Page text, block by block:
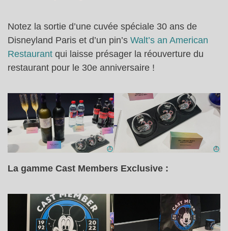
Notez la sortie d’une cuvée spéciale 30 ans de
Disneyland Paris et d’un pin’s Walt’s an American
Restaurant qui laisse présager la réouverture du
restaurant pour le 30e anniversaire !
La gamme Cast Members Exclusive :